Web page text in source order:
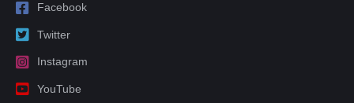
Facebook
Twitter
Instagram
YouTube